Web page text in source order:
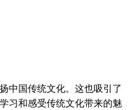
中国传统文化。这也吸引了
习和感受传统文化带来的魅